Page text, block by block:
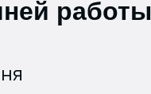
работы